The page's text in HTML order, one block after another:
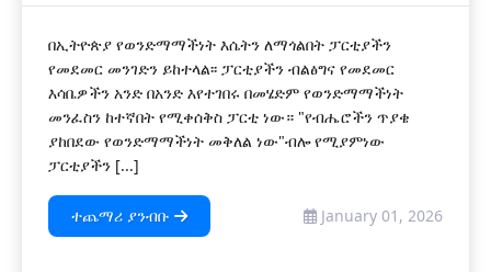
በኢትዮጵያ የወንድማማችነት እሴትን ለማጎልበት ፓርቲያችን
የመደመር መንገድን ይከተላል፡፡ ፓርቲያችን ብልፅግና የመደመር
እሳቤዎችን አንድ በአንድ እየተገበሩ በመሄድም የወንድማማችነት
መንፈስን ከተኛበት የሚቀሰቅስ ፓርቲ ነው። "የብሔሮችን ጥያቄ
ያከበደው የወንድማማችነት መቅለል ነው"ብሎ የሚያምነው
ፓርቲያችን [...]
ተጨማሪ ያንብቡ January 01, 2026